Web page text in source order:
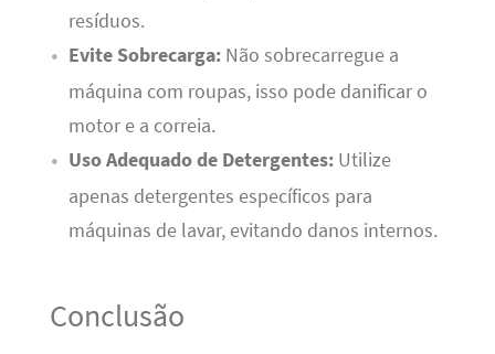
resíduos.
Evite Sobrecarga:Não sobrecarregue a
máquina com roupas, isso pode danificar o
motor e a correia.
Uso Adequado de Detergentes:Utilize
apenas detergentes específicos para
máquinas de lavar, evitando danos internos.
Conclusão